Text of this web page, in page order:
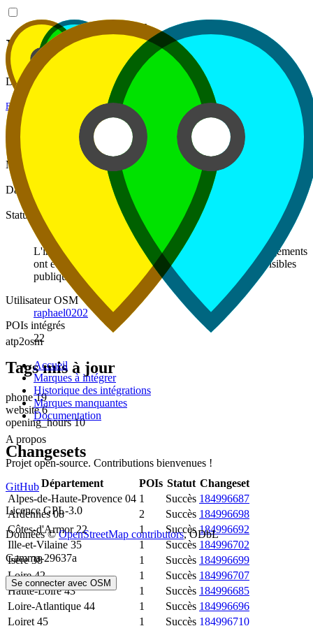
atp2osm
atp2osm
Accueil
Marques à intégrer
Historique des intégrations
Marques manquantes
Documentation
A propos
Projet open-source. Contributions bienvenues !
GitHub
Licence GPL-3.0
Données ©OpenStreetMap contributors, ODbL
Gamma-29637a
Se connecter avec OSM
Intégration #110
Détails de l'intégration du 02/07/2026 à 19:50.
Retour à l'historique
Informations générales
Marque
Q509349
Date
02/07/2026 19:50:08
Statut
Succès
L'intégration s'est déroulée avec succès. Tous les changements
ont été envoyés à OpenStreetMap et sont désormais visibles
publiquement.
Utilisateur OSM
raphael0202
POIs intégrés
22
Tags mis à jour
phone 19
website 6
opening_hours 10
Changesets
Département POIs Statut Changeset
Alpes-de-Haute-Provence 04 1 Succès 184996687
Ardennes08 2 Succès 184996698
Côtes-d'Armor 22 1 Succès 184996692
Ille-et-Vilaine 35 1 Succès 184996702
Isère38 1 Succès 184996699
Loire42 1 Succès 184996707
Haute-Loire43 1 Succès 184996685
Loire-Atlantique 44 1 Succès 184996696
Loiret 45 1 Succès 184996710